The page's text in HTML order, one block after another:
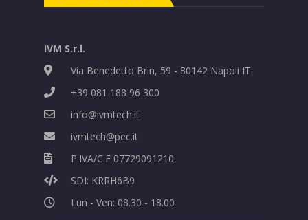
IVM S.r.l.
Via Benedetto Brin, 59 - 80142 Napoli IT
+39 081 188 96 300
info@ivmtech.it
ivmtech@pec.it
P.IVA/C.F 07729091210
SDI: KRRH6B9
Lun - Ven: 08.30 - 18.00